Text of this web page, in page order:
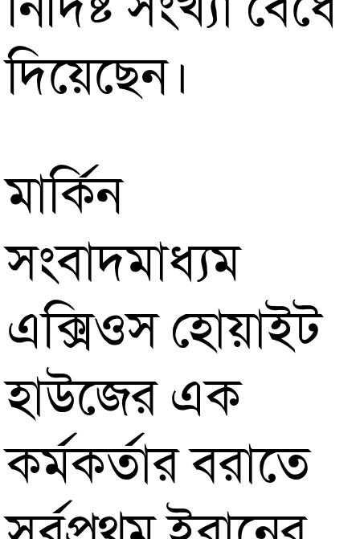
দিয়েছেন।
মার্কিন
সংবাদমাধ্যম
এক্সিওস হোয়াইট
হাউজের এক
কর্মকর্তার বরাতে